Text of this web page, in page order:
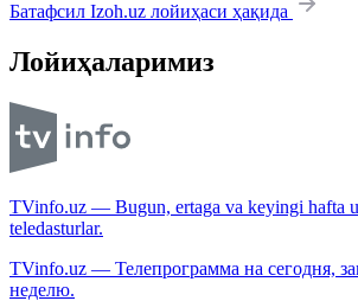
Батафсил Izoh.uz лойиҳаси ҳақида
Лойиҳаларимиз
TVinfo.uz — Bugun, ertaga va keyingi hafta
teledasturlar.
TVinfo.uz — Телепрограмма на сегодня,
неделю.